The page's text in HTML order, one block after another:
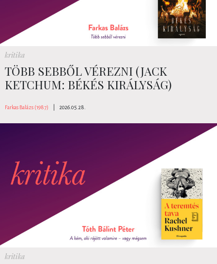
kritika
TÖBB SEBBŐL VÉREZNI (JACK
KETCHUM: BÉKÉS KIRÁLYSÁG)
Farkas Balázs (1987) 2026.05.28.
kritika